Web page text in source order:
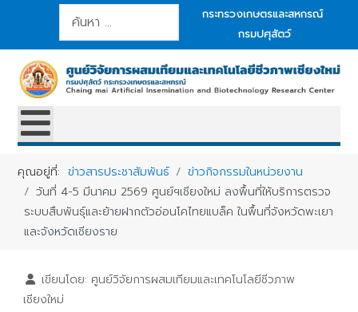
การค้นหา
กระทรวงเกษตรและสหกรณ์
กรมปศุสัตว์
คุณอยู่ที่:ข่าวสารประชาสัมพันธ์
ข่าวกิจกรรมในหน่วยงาน
วันที่ 4-5 มีนาคม 2569 ศูนย์ฯเชียงใหม่ ลงพื้นที่ให้บริการตรวจ
ระบบสืบพันธุ์และย้ายฝากตัวอ่อนโคไทยแบล็ค ในพื้นที่จังหวัดพะเยา
และจังหวัดเชียงราย
เขียนโดย: ศูนย์วิจัยการผสมเทียมและเทคโนโลยีชีวภาพ
เชียงใหม่